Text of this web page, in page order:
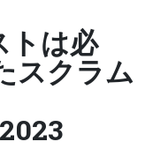
トは必
スクラム